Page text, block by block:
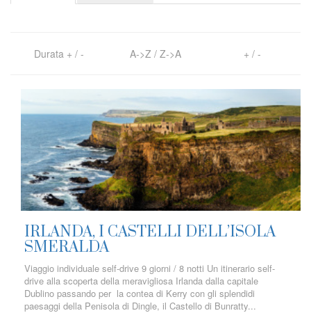
Durata + / - A->Z / Z->A + / -
IRLANDA, I CASTELLI DELL’ISOLA
SMERALDA
Viaggio individuale self-drive 9 giorni / 8 notti Un itinerario self-
drive alla scoperta della meravigliosa Irlanda dalla capitale
Dublino passando per la contea di Kerry con gli splendidi
paesaggi della Penisola di Dingle, il Castello di Bunratty...